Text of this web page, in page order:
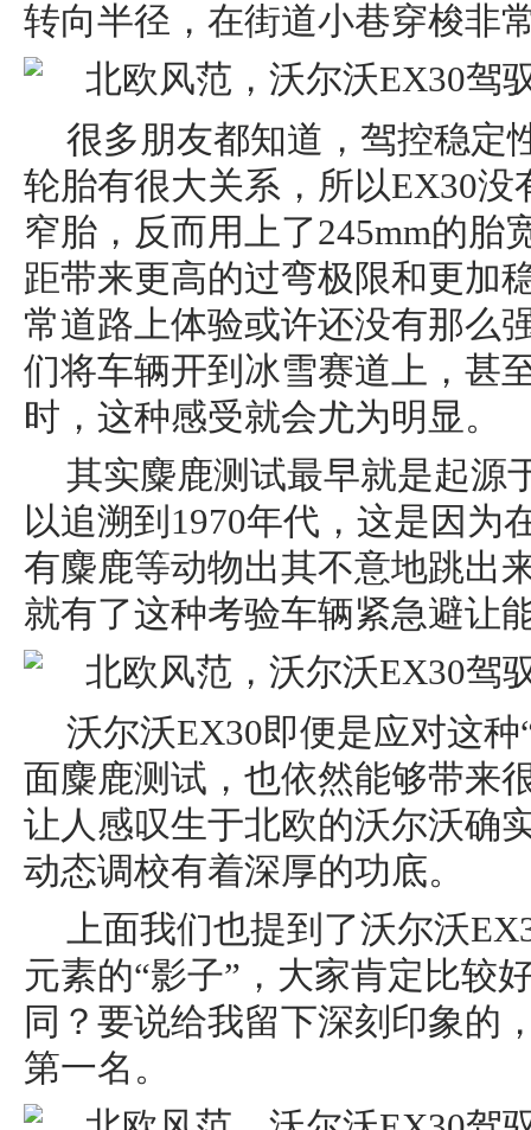
转向半径，在街道小巷穿梭非
很多朋友都知道，驾控稳定
轮胎有很大关系，所以EX30
窄胎，反而用上了245mm的胎
距带来更高的过弯极限和更加
常道路上体验或许还没有那么
们将车辆开到冰雪赛道上，甚
时，这种感受就会尤为明显。
其实麋鹿测试最早就是起源
以追溯到1970年代，这是因为
有麋鹿等动物出其不意地跳出
就有了这种考验车辆紧急避让
沃尔沃EX30即便是应对这
面麋鹿测试，也依然能够带来
让人感叹生于北欧的沃尔沃确
动态调校有着深厚的功底。
上面我们也提到了沃尔沃
元素的“影子”，大家肯定比较
同？要说给我留下深刻印象的
第一名。